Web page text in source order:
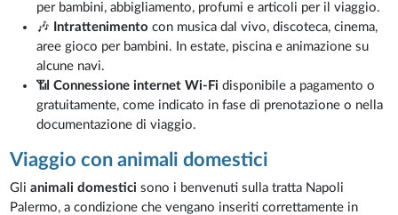
per bambini, abbigliamento, profumi e articoli per il viaggio.
🎶
Intrattenimento con musica dal vivo, discoteca, cinema,
aree gioco per bambini. In estate, piscina e animazione su
alcune navi.
📶Connessione internet Wi-Fi disponibile a pagamento o
gratuitamente, come indicato in fase di prenotazione o nella
documentazione di viaggio.
Viaggio con animali domestici
Glianimali domestici sono i benvenuti sulla tratta Napoli
Palermo, a condizione che vengano inseriti correttamente in